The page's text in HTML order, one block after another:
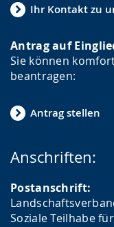
Ihr Kontakt zu
Antrag auf
Sie können
beantragen:
Antrag stellen
Anschriften:
Postanschrift:
Soziale Teilhabe